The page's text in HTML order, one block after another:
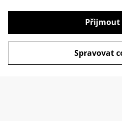
Kontaktujte nás
Zásady ochrany
osobních údajů
Přijmout
Spravovat